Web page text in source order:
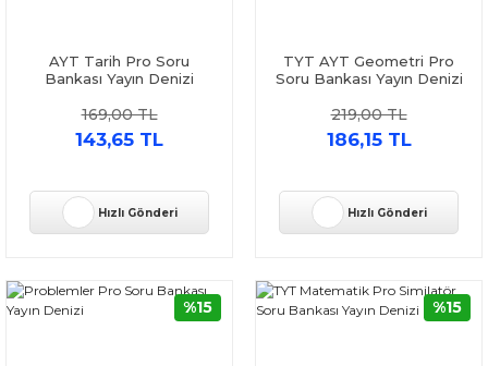
AYT Tarih Pro Soru
Bankası Yayın Denizi
169,00 TL
143,65 TL
Hızlı Gönderi
TYT AYT Geometri Pro
Soru Bankası Yayın Denizi
219,00 TL
186,15 TL
Hızlı Gönderi
%15 %15